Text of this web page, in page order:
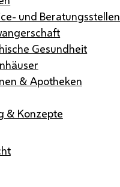
und Beratungsstellen
Gesundheit
& Apotheken
& Konzepte